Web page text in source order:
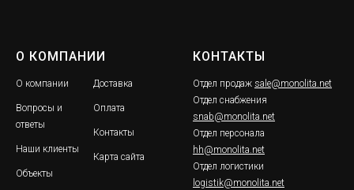
О КОМПАНИИ
О компании
Вопросы и
ответы
Наши клиенты
Объекты
Доставка
Оплата
Контакты
Карта сайта
КОНТАКТЫ
Отдел продаж sale@monolita.net
Отдел снабжения
snab@monolita.net
Отдел персонала
hh@monolita.net
Отдел логистики
logistik@monolita.net